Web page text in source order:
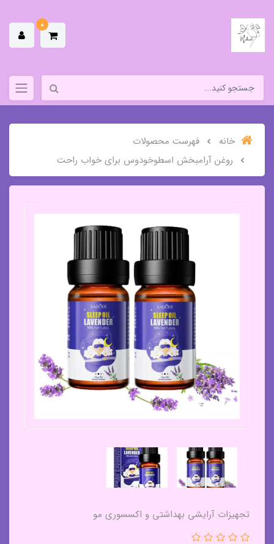
0
خانه
فهرست محصولات
روغن آرامبخش اسطوخودوس برای خواب راحت
تجهیزات آرایشی بهداشتی و اکسسوری مو